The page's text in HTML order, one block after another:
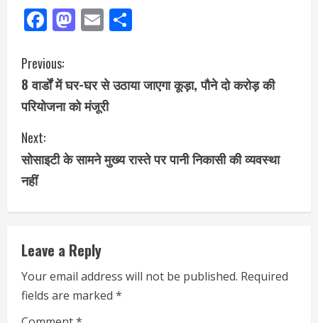
Facebook
Mastodon
Email
Previous:
8 वार्डों में घर-घर से उठाया जाएगा कूड़ा, पौने दो करोड़ की
परियोजना को मंजूरी
Next:
सोसाइटी के सामने मुख्य रास्ते पर पानी निकासी की व्यवस्था
नहीं
Leave a Reply
Your email address will not be published. Required
fields are marked *